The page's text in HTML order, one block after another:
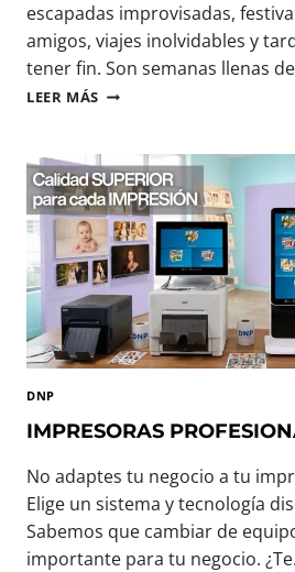
escapadas improvisadas,
amigos, viajes inolvidables y
tener fin. Son semanas llenas
LEER MÁS B
N
V
E
N
I
D
O
,
V
E
N
O
:
T
E
C
N
DNP
IMPRESORAS
No adaptes tu negocio a tu
Elige un sistema y tecnología
Sabemos que cambiar de
importante para tu negocio.